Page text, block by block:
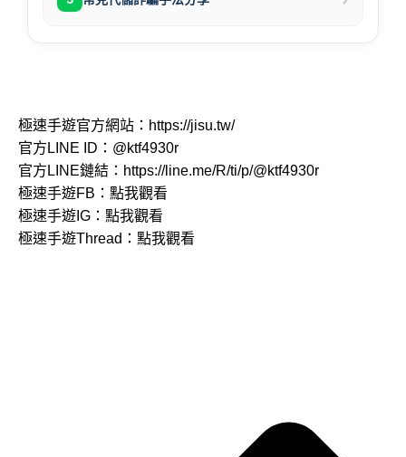
極速手遊官方網站： https://jisu.tw/
官方LINE ID： @ktf4930r
官方LINE鏈結： https://line.me/R/ti/p/@ktf4930r
極速手遊FB： 點我觀看
極速手遊IG： 點我觀看
極速手遊Thread： 點我觀看